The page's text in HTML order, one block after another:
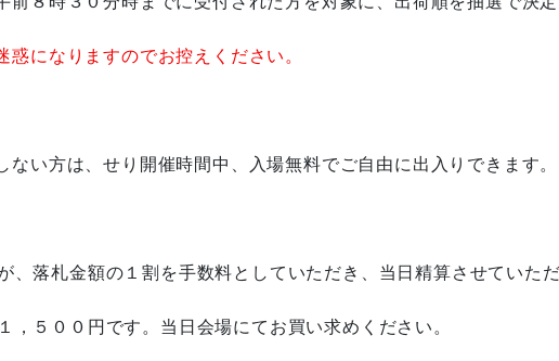
になりますのでお控えください。
い方は、せり開催時間中、入場無料でご自由に出入りできます。
落札金額の１割を手数料としていただき、当日精算させていただ
５００円です。当日会場にてお買い求めください。